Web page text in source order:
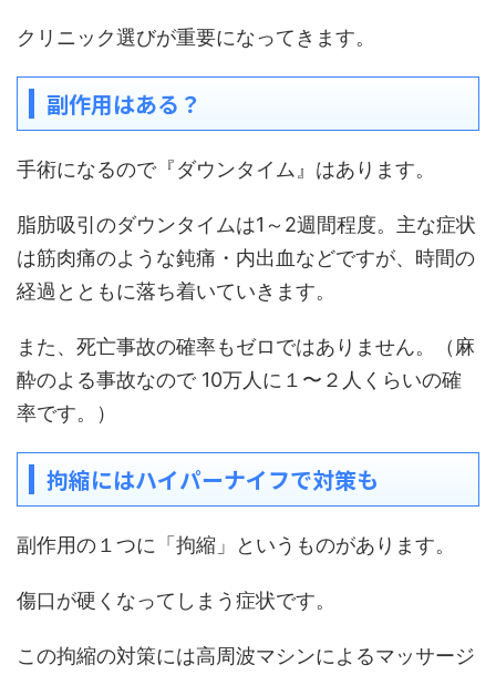
クリニック選びが重要になってきます。
副作用はある？
手術になるので『ダウンタイム』はあります。
脂肪吸引のダウンタイムは1～2週間程度。主な症状
は筋肉痛のような鈍痛・内出血などですが、時間の
経過とともに落ち着いていきます。
また、死亡事故の確率もゼロではありません。（麻
酔のよる事故なので 10万人に１〜２人くらいの確
率です。）
拘縮にはハイパーナイフで対策も
副作用の１つに「拘縮」というものがあります。
傷口が硬くなってしまう症状です。
この拘縮の対策には高周波マシンによるマッサージ